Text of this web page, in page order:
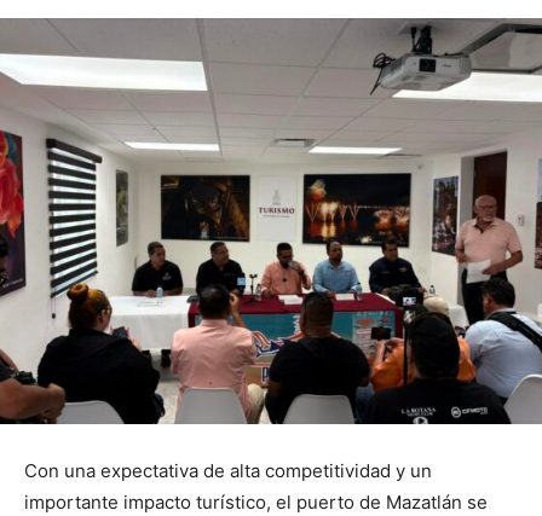
Con una expectativa de alta competitividad y un
importante impacto turístico, el puerto de Mazatlán se